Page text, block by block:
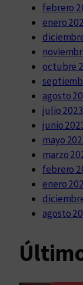
febrero
enero
octubre
agosto
julio 2023
junio
mayo
marzo
febrero
enero
agosto